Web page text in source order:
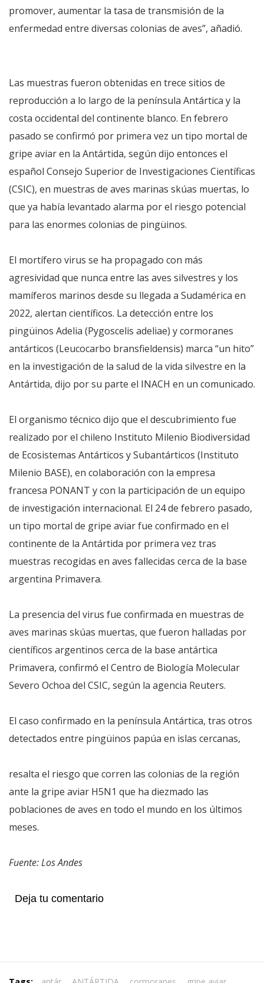
promover, aumentar la tasa de transmisión de la
enfermedad entre diversas colonias de aves”, añadió.
Las muestras fueron obtenidas en trece sitios de
reproducción a lo largo de la península Antártica y la
costa occidental del continente blanco. En febrero
pasado se confirmó por primera vez un tipo mortal de
gripe aviar en la Antártida, según dijo entonces el
español Consejo Superior de Investigaciones Científicas
(CSIC), en muestras de aves marinas skúas muertas, lo
que ya había levantado alarma por el riesgo potencial
para las enormes colonias de pingüinos.
El mortífero virus se ha propagado con más
agresividad que nunca entre las aves silvestres y los
mamíferos marinos desde su llegada a Sudamérica en
2022, alertan científicos. La detección entre los
pingüinos Adelia (Pygoscelis adeliae) y cormoranes
antárticos (Leucocarbo bransfieldensis) marca “un hito”
en la investigación de la salud de la vida silvestre en la
Antártida, dijo por su parte el INACH en un comunicado.
El organismo técnico dijo que el descubrimiento fue
realizado por el chileno Instituto Milenio Biodiversidad
de Ecosistemas Antárticos y Subantárticos (Instituto
Milenio BASE), en colaboración con la empresa
francesa PONANT y con la participación de un equipo
de investigación internacional. El 24 de febrero pasado,
un tipo mortal de gripe aviar fue confirmado en el
continente de la Antártida por primera vez tras
muestras recogidas en aves fallecidas cerca de la base
argentina Primavera.
La presencia del virus fue confirmada en muestras de
aves marinas skúas muertas, que fueron halladas por
científicos argentinos cerca de la base antártica
Primavera, confirmó el Centro de Biología Molecular
Severo Ochoa del CSIC, según la agencia Reuters.
El caso confirmado en la península Antártica, tras otros
detectados entre pingüinos papúa en islas cercanas,
resalta el riesgo que corren las colonias de la región
ante la gripe aviar H5N1 que ha diezmado las
poblaciones de aves en todo el mundo en los últimos
meses.
Fuente: Los Andes
Deja tu comentario